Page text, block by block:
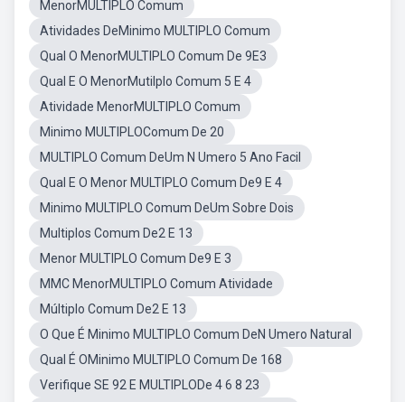
MenorMULTIPLO Comum
Atividades DeMinimo MULTIPLO Comum
Qual O MenorMULTIPLO Comum De 9E3
Qual E O MenorMutilplo Comum 5 E 4
Atividade MenorMULTIPLO Comum
Minimo MULTIPLOComum De 20
MULTIPLO Comum DeUm N Umero 5 Ano Facil
Qual E O Menor MULTIPLO Comum De9 E 4
Minimo MULTIPLO Comum DeUm Sobre Dois
Multiplos Comum De2 E 13
Menor MULTIPLO Comum De9 E 3
MMC MenorMULTIPLO Comum Atividade
Múltiplo Comum De2 E 13
O Que É Minimo MULTIPLO Comum DeN Umero Natural
Qual É OMinimo MULTIPLO Comum De 168
Verifique SE 92 E MULTIPLODe 4 6 8 23